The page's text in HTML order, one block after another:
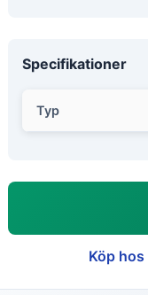
Specifikationer
Typ
Köp